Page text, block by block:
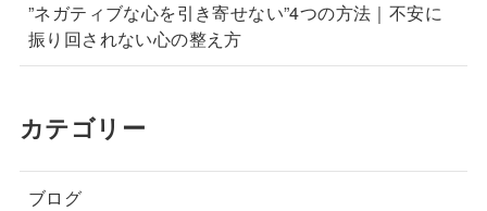
”ネガティブな心を引き寄せない”4つの方法｜不安に
振り回されない心の整え方
カテゴリー
ブログ